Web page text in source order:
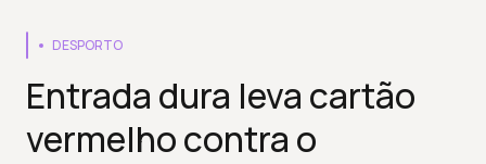
DESPORTO
Entrada dura leva cartão
vermelho contra o